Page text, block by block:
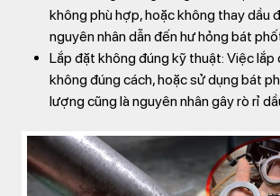
không phù hợp, hoặc không thay dầu
nguyên nhân dẫn đến hư hỏng bát
Lắp đặt không đúng kỹ thuật: Việc lắp
không đúng cách, hoặc sử dụng bát
lượng cũng là nguyên nhân gây rò rỉ